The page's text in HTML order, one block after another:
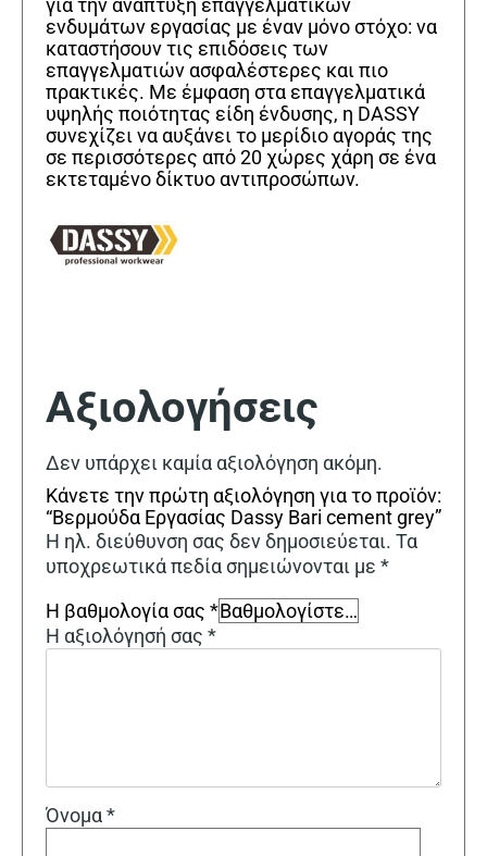
για την ανάπτυξη επαγγελματικών
ενδυμάτων εργασίας με έναν μόνο στόχο: να
καταστήσουν τις επιδόσεις των
επαγγελματιών ασφαλέστερες και πιο
πρακτικές. Με έμφαση στα επαγγελματικά
υψηλής ποιότητας είδη ένδυσης, η DASSY
συνεχίζει να αυξάνει το μερίδιο αγοράς της
σε περισσότερες από 20 χώρες χάρη σε ένα
εκτεταμένο δίκτυο αντιπροσώπων.
Αξιολογήσεις
Δεν υπάρχει καμία αξιολόγηση ακόμη.
Κάνετε την πρώτη αξιολόγηση για το προϊόν:
“Βερμούδα Εργασίας Dassy Bari cement grey”
Η ηλ. διεύθυνση σας δεν δημοσιεύεται. Τα
υποχρεωτικά πεδία σημειώνονται με *
Η βαθμολογία σας *
Η αξιολόγησή σας *
Όνομα*